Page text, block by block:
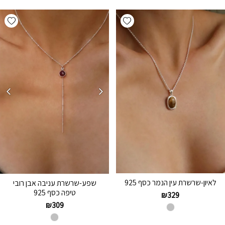
Add wishlist
לאיון-שרשרת עין הנמר כסף 925
₪329
שפע-שרשרת עניבה אבן רובי
טיפה כסף 925
₪309